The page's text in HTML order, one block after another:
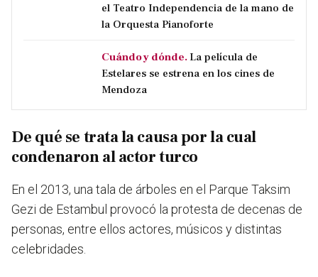
el Teatro Independencia de la mano de
la Orquesta Pianoforte
Cuándo y dónde. La película de
Estelares se estrena en los cines de
Mendoza
De qué se trata la causa por la cual
condenaron al actor turco
En el 2013, una tala de árboles en el Parque Taksim
Gezi de Estambul provocó la protesta de decenas de
personas, entre ellos actores, músicos y distintas
celebridades.